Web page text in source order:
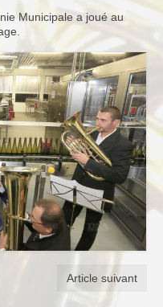
Municipale a joué au
Article suivant